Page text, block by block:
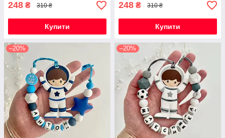
248 ₴ 310 ₴
Купити
248 ₴ 310 ₴
Купити
–20% –20%